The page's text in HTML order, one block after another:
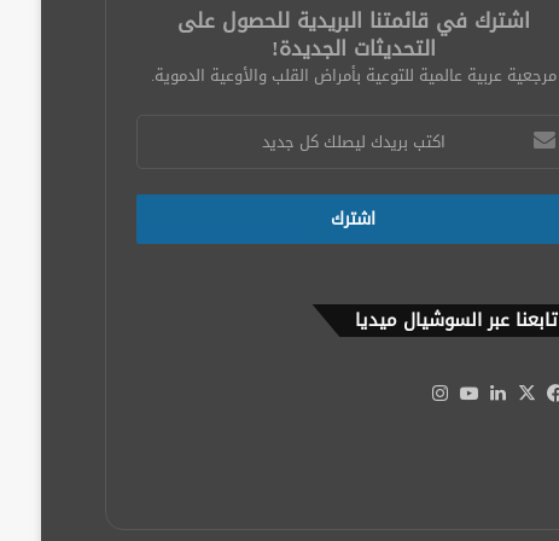
اشترك في قائمتنا البريدية للحصول على
التحديثات الجديدة!
مرجعية عربية عالمية للتوعية بأمراض القلب والأوعية الدموية.
تابعنا عبر السوشيال ميديا
فيسبوك
‫X لينكدإن‫YouTube